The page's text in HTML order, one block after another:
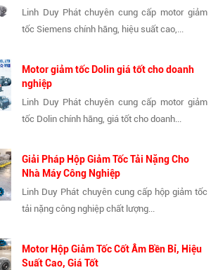
Linh Duy Phát chuyên cung cấp motor giảm
tốc Siemens chính hãng, hiệu suất cao,...
Motor giảm tốc Dolin giá tốt cho doanh
nghiệp
Linh Duy Phát chuyên cung cấp motor giảm
tốc Dolin chính hãng, giá tốt cho doanh...
Giải Pháp Hộp Giảm Tốc Tải Nặng Cho
Nhà Máy Công Nghiệp
Linh Duy Phát chuyên cung cấp hộp giảm tốc
tải nặng công nghiệp chất lượng...
Motor Hộp Giảm Tốc Cốt Âm Bền Bỉ, Hiệu
Suất Cao, Giá Tốt